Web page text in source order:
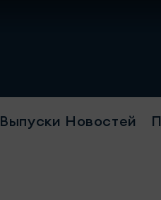
Выпуски Новостей